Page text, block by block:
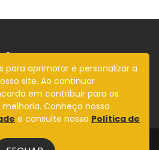
para aprimorar e personalizar a
site. Ao continuar
em contribuir para os
Conheça nossa
e consulte nossa Política de